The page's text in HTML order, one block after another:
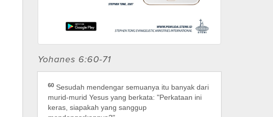
Yohanes 6:60-71
60 Sesudah mendengar semuanya itu banyak dari
murid-murid Yesus yang berkata: "Perkataan ini
keras, siapakah yang sanggup